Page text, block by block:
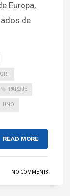
Europa,
de
PARQUE
UNO
READ MORE
NO COMMENTS